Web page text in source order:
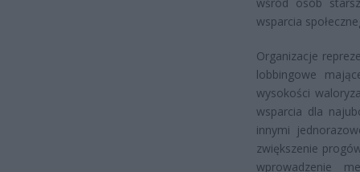
wsparcia
Organizacje
lobbingowe
wysokości
wsparcia dla
innymi
zwiększenie
wprowadzenie